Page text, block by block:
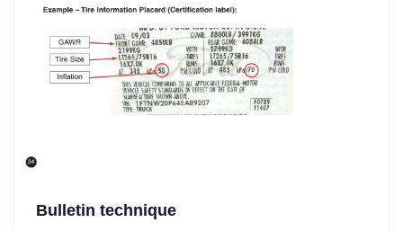
Bulletin technique